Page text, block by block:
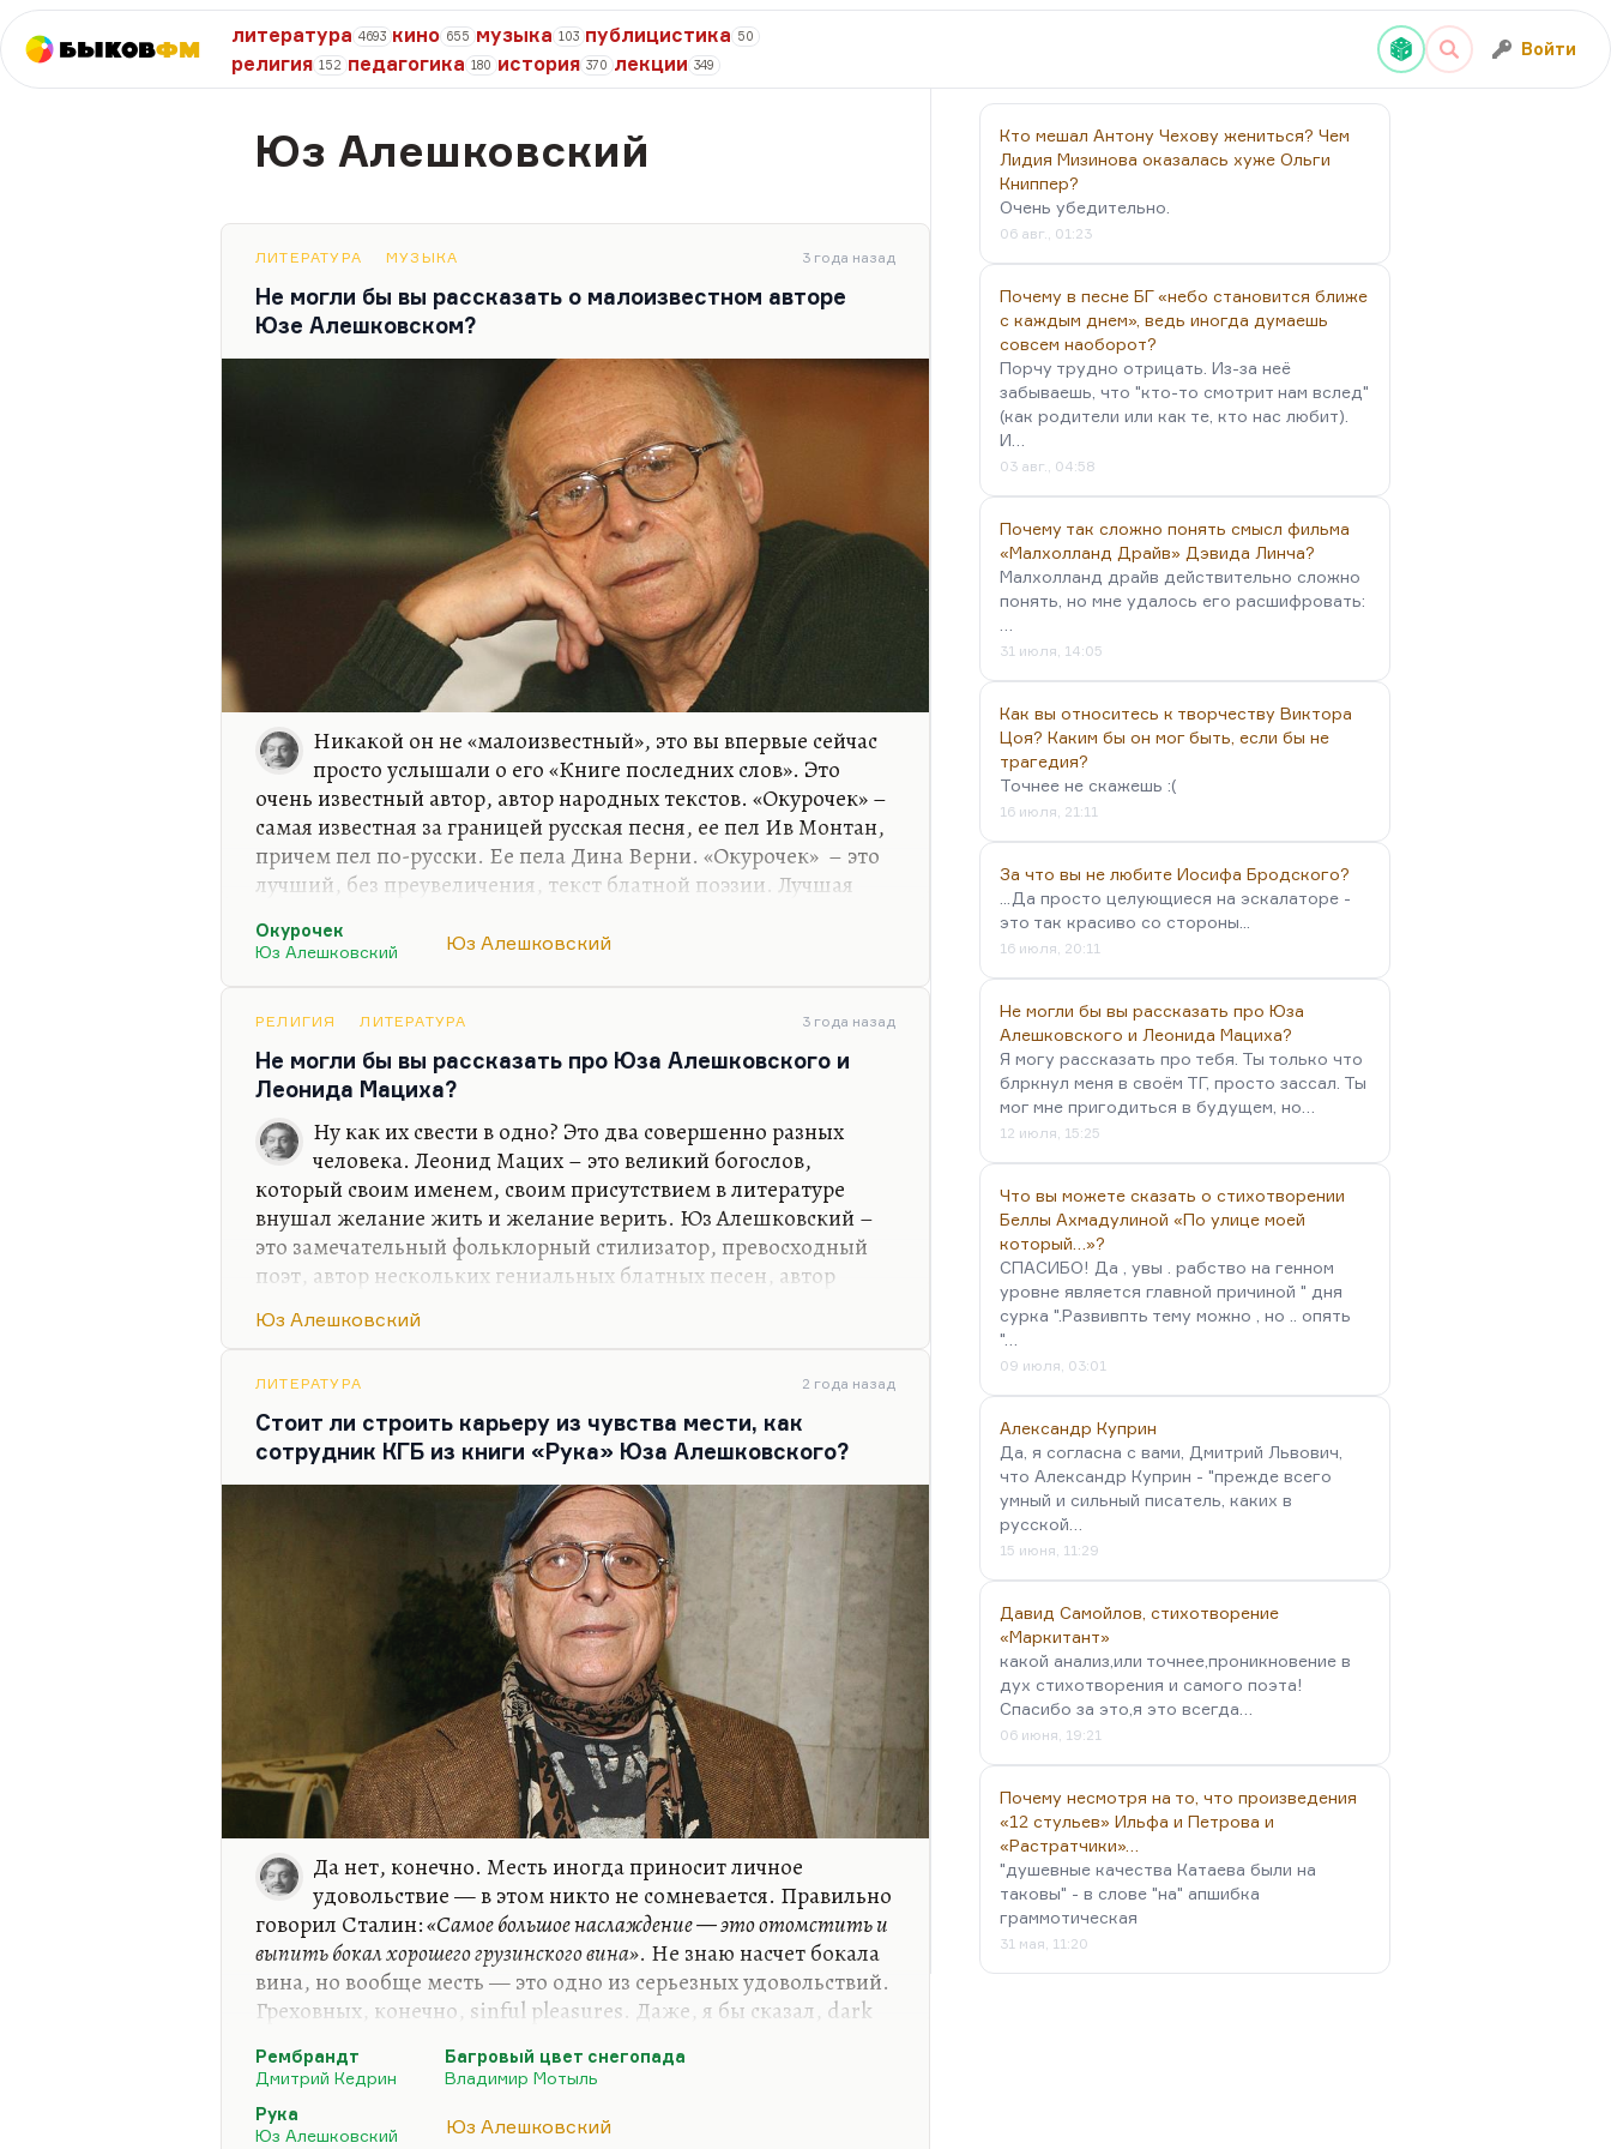
БыковФМ
литература 4693 кино 655 музыка 103 публицистика 50
религия 152 педагогика 180 история 370 лекции 349
Войти
Юз Алешковский
ЛИТЕРАТУРА МУЗЫКА 3 года назад
Не могли бы вы рассказать о малоизвестном авторе
Юзе Алешковском?
Никакой он не «малоизвестный», это вы впервые сейчас
просто услышали о его «Книге последних слов». Это
очень известный автор, автор народных текстов. «Окурочек» –
самая известная за границей русская песня, ее пел Ив Монтан,
причем пел по-русски. Ее пела Дина Верни. «Окурочек» – это
лучший, без преувеличения, текст блатной поэзии. Лучшая
думаю, что это лучшее четверостишие в русской любовной
Я знаю: меня ты не ждешь
И писем моих не читаешь,
Встречать ты меня не придешь,
А если придешь – не узнаешь.
Так это дядя Миша Гулько исполняет, слезы…
Окурочек
Юз Алешковский
Юз Алешковский
РЕЛИГИЯ ЛИТЕРАТУРА 3 года назад
Не могли бы вы рассказать про Юза Алешковского и
Леонида Мациха?
Ну как их свести в одно? Это два совершенно разных
человека. Леонид Мацих – это великий богослов,
который своим именем, своим присутствием в литературе
внушал желание жить и желание верить. Юз Алешковский –
это замечательный фольклорный стилизатор, превосходный
поэт, автор нескольких гениальных блатных песен, автор
слов»), замечательный прозаик. Они совершенно разные
разному.
Для меня Леонид Мацих – один из важных духовных
авторитетов, про Юза Алешковского я этого сказать не могу.
Но для меня было счастьем его видеть и с ним говорить.
Ужасно интересный был человек, и очень…
Юз Алешковский
ЛИТЕРАТУРА 2 года назад
Стоит ли строить карьеру из чувства мести, как
сотрудник КГБ из книги «Рука» Юза Алешковского?
Да нет, конечно. Месть иногда приносит личное
удовольствие — в этом никто не сомневается. Правильно
говорил Сталин:«Самое большое наслаждение — это отомстить и
выпить бокал хорошего грузинского вина». Не знаю насчет бокала
вина, но вообще месть — это одно из серьезных удовольствий.
Греховных, конечно, sinful pleasures. Даже, я бы сказал, dark
природе. Пушкин называл отмщение добродетелью
христианской. Здесь, я думаю, она не христианская, а
библейская, дохристианская: око за око, зуб за зуб.
Рембрандт
Дмитрий Кедрин
Багровый цвет снегопада
Владимир Мотыль
Рука
Юз Алешковский
Юз Алешковский
Кто мешал Антону Чехову жениться? Чем
Лидия Мизинова оказалась хуже Ольги
Книппер?
Очень убедительно.
06 авг., 01:23
Почему в песне БГ «небо становится ближе
с каждым днем», ведь иногда думаешь
совсем наоборот?
Порчу трудно отрицать. Из-за неё
забываешь, что "кто-то смотрит нам вслед"
(как родители или как те, кто нас любит).
И…
03 авг., 04:58
Почему так сложно понять смысл фильма
«Малхолланд Драйв» Дэвида Линча?
Малхолланд драйв действительно сложно
понять, но мне удалось его расшифровать:
31 июля, 14:05
Как вы относитесь к творчеству Виктора
Цоя? Каким бы он мог быть, если бы не
трагедия?
Точнее не скажешь :(
16 июля, 21:11
За что вы не любите Иосифа Бродского?
...Да просто целующиеся на эскалаторе -
это так красиво со стороны...
16 июля, 20:11
Не могли бы вы рассказать про Юза
Алешковского и Леонида Мациха?
Я могу рассказать про тебя. Ты только что
блркнул меня в своём ТГ, просто зассал. Ты
мог мне пригодиться в будущем, но…
12 июля, 15:25
Что вы можете сказать о стихотворении
Беллы Ахмадулиной «По улице моей
который…»?
СПАСИБО! Да , увы . рабство на генном
уровне является главной причиной " дня
сурка ".Развивпть тему можно , но .. опять
"…
09 июля, 03:01
Александр Куприн
Да, я согласна с вами, Дмитрий Львович,
что Александр Куприн - "прежде всего
умный и сильный писатель, каких в
русской…
15 июня, 11:29
Давид Самойлов, стихотворение
«Маркитант»
какой анализ,или точнее,проникновение в
дух стихотворения и самого поэта!
Спасибо за это,я это всегда…
06 июня, 19:21
Почему несмотря на то, что произведения
«12 стульев» Ильфа и Петрова и
«Растратчики»…
"душевные качества Катаева были на
таковы" - в слове "на" апшибка
граммотическая
31 мая, 11:20